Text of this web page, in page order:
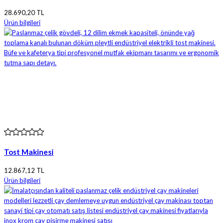
28.690,20 TL
Ürün bilgileri
Tost Makinesi
12.867,12 TL
Ürün bilgileri